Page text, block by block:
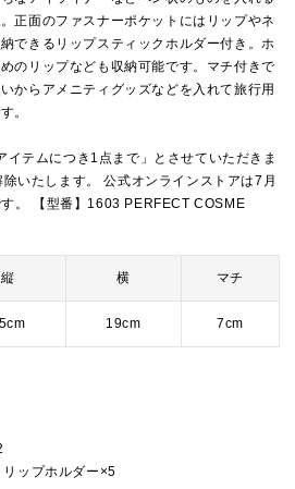
正面のファスナーポケットにはリップやネ
できるリップスティックホルダー付き。ホ
のリップなども収納可能です。マチ付きで
からアメニティグッズなどを入れて旅行用
。
テムにつき1点まで」とさせていただきま
いたします。 公式オンラインストアは7月
。 【型番】1603 PERFECT COSME
縦 横 マチ
19cm 7cm
ップホルダー×5